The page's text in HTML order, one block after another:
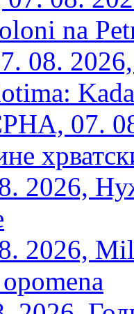
na
08.
07.
2026,
2026,